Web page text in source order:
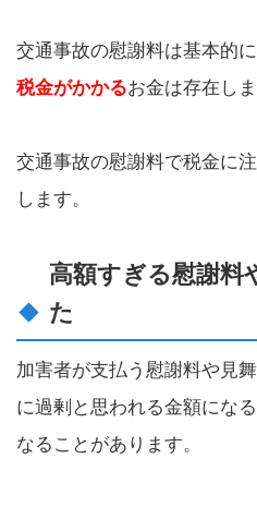
交通事故の慰謝料は基本的に
税金がかかるお金は存在しま
交通事故の慰謝料で税金に
します。
高額すぎる慰謝料
た
加害者が支払う慰謝料や見
に過剰と思われる金額になる
なることがあります。